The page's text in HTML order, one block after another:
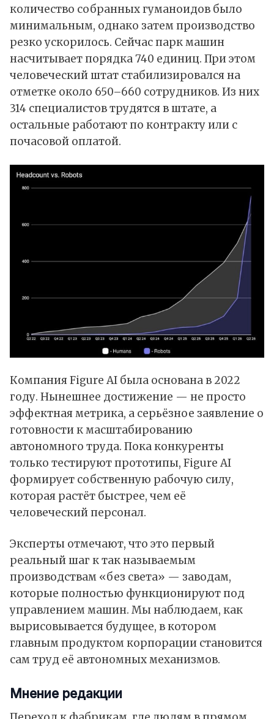
количество собранных гуманоидов было
минимальным, однако затем производство
резко ускорилось. Сейчас парк машин
насчитывает порядка 740 единиц. При этом
человеческий штат стабилизировался на
отметке около 650–660 сотрудников. Из них
314 специалистов трудятся в штате, а
остальные работают по контракту или с
почасовой оплатой.
Компания Figure AI была основана в 2022
году. Нынешнее достижение — не просто
эффектная метрика, а серьёзное заявление о
готовности к масштабированию
автономного труда. Пока конкуренты
только тестируют прототипы, Figure AI
формирует собственную рабочую силу,
которая растёт быстрее, чем её
человеческий персонал.
Эксперты отмечают, что это первый
реальный шаг к так называемым
производствам «без света» — заводам,
которые полностью функционируют под
управлением машин. Мы наблюдаем, как
вырисовывается будущее, в котором
главным продуктом корпорации становится
сам труд её автономных механизмов.
Мнение редакции